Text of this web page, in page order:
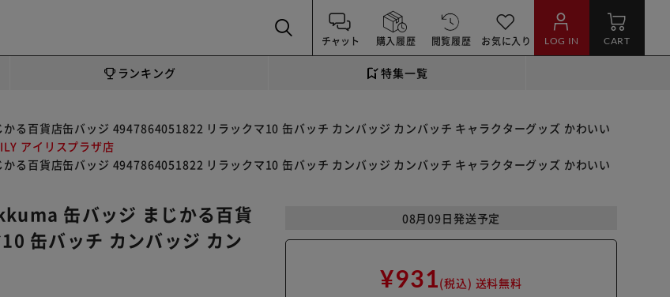
チャット 購入履歴 閲覧履歴 お気に入り LOG IN CART
ランキング 特集一覧
る百貨店缶バッジ 4947864051822 リラックマ10 缶バッチ カンバッジ カンバッチ キャラクターグッズ かわいい
アイリスプラザ店
る百貨店缶バッジ 4947864051822 リラックマ10 缶バッチ カンバッジ カンバッチ キャラクターグッズ かわいい
缶バッジ まじかる百貨
缶バッチ カンバッジ カン
08月09日発送予定
¥931(税込) 送料無料